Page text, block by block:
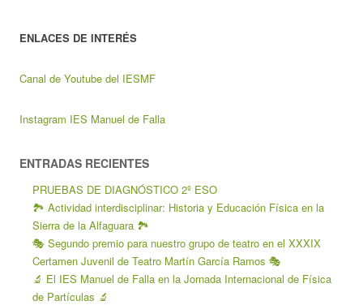
ENLACES DE INTERÉS
Canal de Youtube del IESMF
Instagram IES Manuel de Falla
ENTRADAS RECIENTES
PRUEBAS DE DIAGNÓSTICO 2º ESO
🏞️ Actividad interdisciplinar: Historia y Educación Física en la
Sierra de la Alfaguara 🏞️
🎭 Segundo premio para nuestro grupo de teatro en el XXXIX
Certamen Juvenil de Teatro Martín García Ramos 🎭
🔬 El IES Manuel de Falla en la Jornada Internacional de Física
de Partículas 🔬